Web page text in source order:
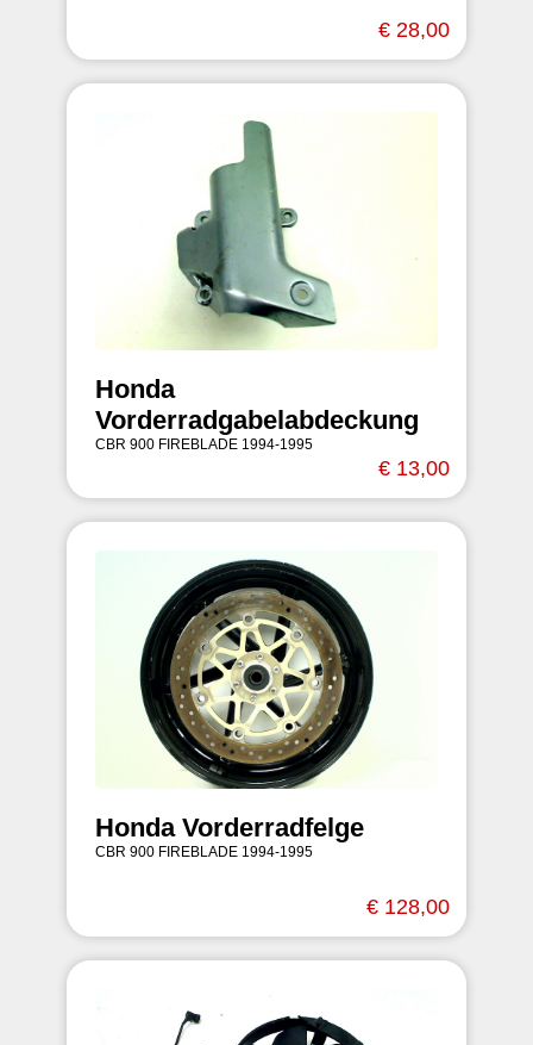
€ 28,00
Honda
Vorderradgabelabdeckung
CBR 900 FIREBLADE 1994-1995
€ 13,00
Honda Vorderradfelge
CBR 900 FIREBLADE 1994-1995
€ 128,00